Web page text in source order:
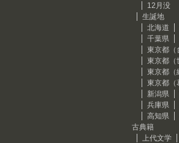
12月没
生誕地
北海道
千葉県
東京都（
東京都（
東京都（
東京都（
新潟県
兵庫県
高知県
古典籍
上代文学